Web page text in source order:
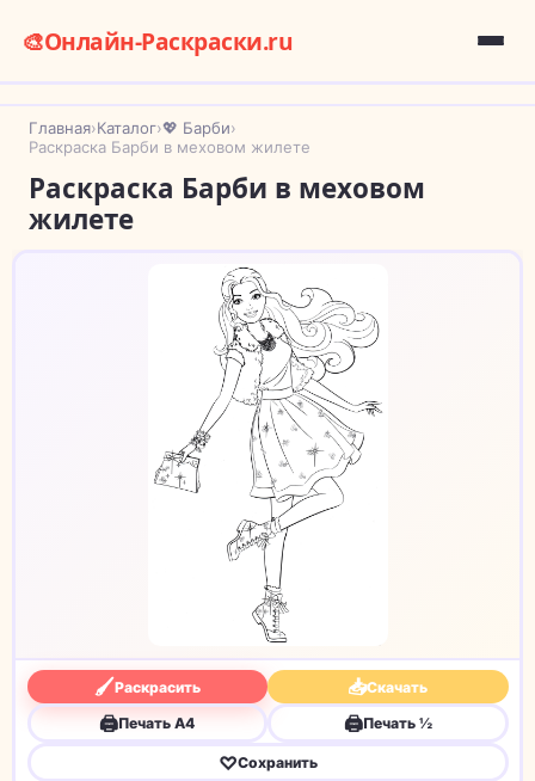
🎨Онлайн-Раскраски.ru
Главная›Каталог›💖 Барби›
Раскраска Барби в меховом жилете
Раскраска Барби в меховом
жилете
🖌Раскрасить 📥Скачать
🖨Печать A4 🖨Печать ½
♡Сохранить